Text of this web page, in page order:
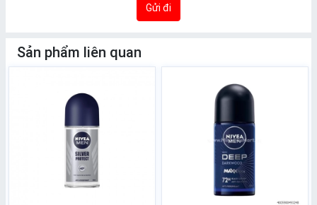
Gửi đi
Sản phẩm liên quan